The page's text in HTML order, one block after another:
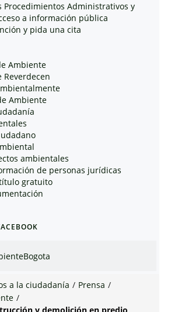
Procedimientos Administrativos y
a información pública
y pida una cita
Ambiente
Reverdecen
Ambiente
ambientales
de personas jurídicas
gratuito
a la ciudadanía / Prensa /
/